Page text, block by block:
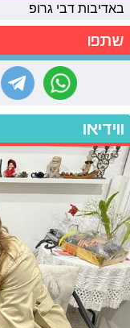
באדיבות דבי גרופ
שתפו
ווידיאו